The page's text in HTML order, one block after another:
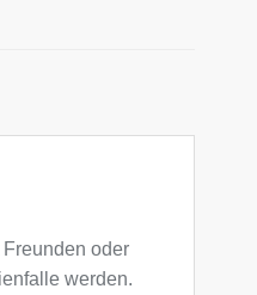
oder
werden.